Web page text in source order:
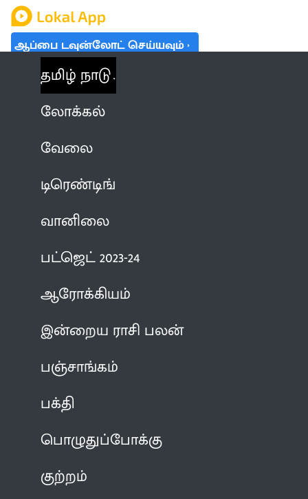
ஆப்பை டவுன்லோட் செய்யவும்
தமிழ் நாடு
லோக்கல்
வேலை
டிரெண்டிங்
வானிலை
பட்ஜெட் 2023-24
ஆரோக்கியம்
இன்றைய ராசி பலன்
பஞ்சாங்கம்
பக்தி
பொழுதுப்போக்கு
குற்றம்